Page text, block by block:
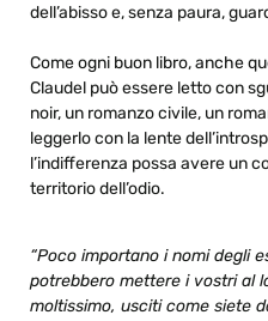
dell’abisso e, senza paura,
Come ogni buon libro, anche
Claudel può essere letto con
noir, un romanzo civile, un
leggerlo con la lente
l’indifferenza possa avere un
territorio dell’odio.
“Poco importano i nomi degli
potrebbero mettere i vostri al
moltissimo, usciti come siete